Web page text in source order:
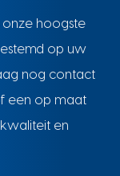
onze hoogste
op uw
nog contact
een op maat
en